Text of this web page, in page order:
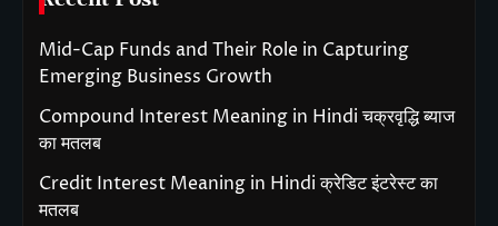
Mid-Cap Funds and Their Role in Capturing
Emerging Business Growth
Compound Interest Meaning in Hindi चक्रवृद्धि ब्याज
का मतलब
Credit Interest Meaning in Hindi क्रेडिट इंटरेस्ट का
मतलब